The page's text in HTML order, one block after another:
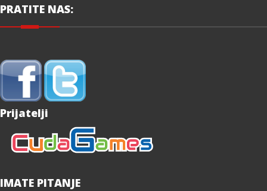
PRATITE NAS:
Prijatelji
IMATE PITANJE